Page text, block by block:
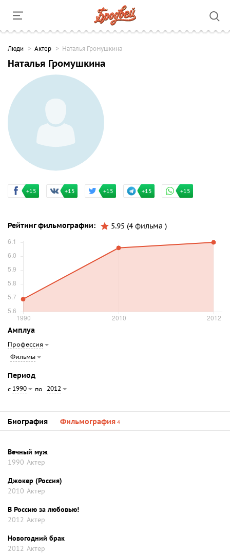
Люди Актер Наталья Громушкина
Наталья Громушкина
+15 +15 +15 +15 +15
Рейтинг фильмографии: 5.95 (4 фильма )
Амплуа
Профессия
Фильмы
Период
с 1990 по 2012
Биография Фильмография 4
Вечный муж
1990 Актер
Джокер (Россия)
2010 Актер
В Россию за любовью!
2012 Актер
Новогодний брак
2012 Актер